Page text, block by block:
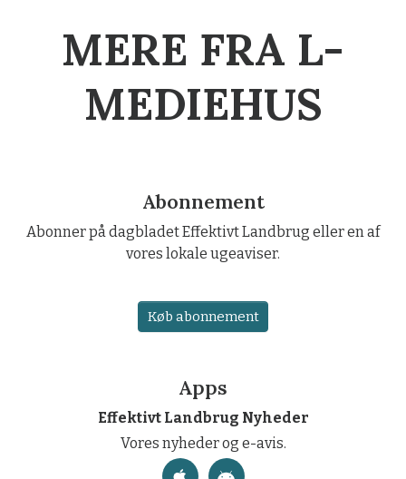
MERE FRA L-
MEDIEHUS
Abonnement
Abonner på dagbladet Effektivt Landbrug eller en af
vores lokale ugeaviser.
Køb abonnement
Apps
Effektivt Landbrug Nyheder
Vores nyheder og e-avis.